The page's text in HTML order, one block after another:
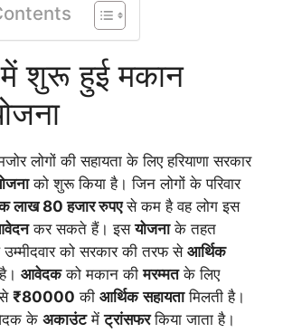
में शुरू हुई मकान
लोगों की सहायता के लिए हरियाणा सरकार
को शुरू किया है। जिन लोगों के परिवार
लाख 80 हजार रुपएसे कम है वह लोग इस
कर सकते हैं। इसयोजनाके तहत
को सरकार की तरफ से आर्थिक
आवेदकको मकान कीमरम्मतके लिए
₹80000 की आर्थिक सहायतामिलती है।
के अकाउंटमेंट्रांसफरकिया जाता है।